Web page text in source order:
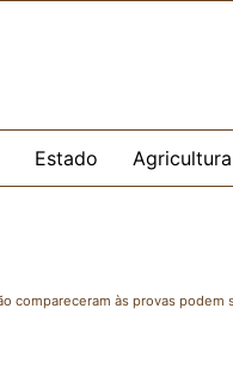
Estado Agricultura